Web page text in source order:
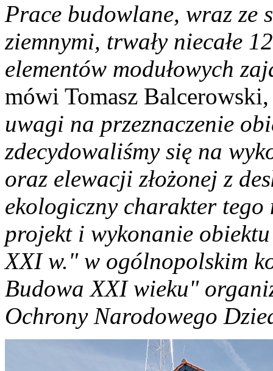
Prace budowlane, wraz ze
ziemnymi, trwały niecałe
elementów modułowych
mówi Tomasz
uwagi na przeznaczenie
zdecydowaliśmy się na
oraz elewacji złożonej z
ekologiczny charakter tego
projekt i wykonanie
XXI w." w ogólnopolskim
Budowa XXI wieku"
Ochrony Narodowego